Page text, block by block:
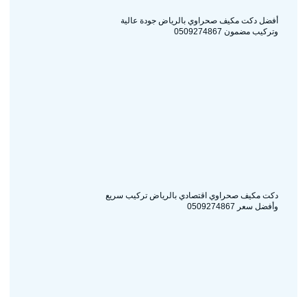
أفضل دكت مكيف صحراوي بالرياض جودة عالية
وتركيب مضمون 0509274867
دكت مكيف صحراوي اقتصادي بالرياض تركيب سريع
وأفضل سعر 0509274867